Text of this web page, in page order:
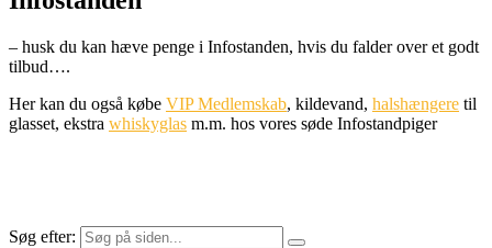
– husk du kan hæve penge i Infostanden, hvis du falder over et godt
tilbud….
Her kan du også købe VIP Medlemskab, kildevand, halshængere til
glasset, ekstra whiskyglas m.m. hos vores søde Infostandpiger
Søg efter: